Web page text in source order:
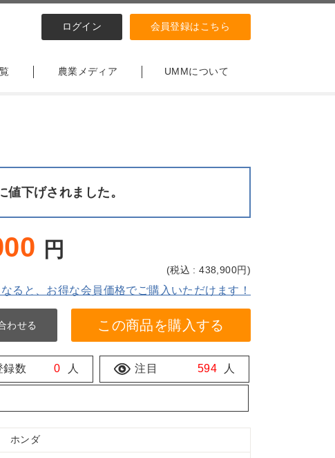
ログイン 会員登録はこちら
農業メディア UMMについて
値下げされました。
円
(税込 : 438,900円)
ると、お得な会員価格でご購入いただけます！
わせる この商品を購入する
録数 0 人 注目 594 人
ホンダ